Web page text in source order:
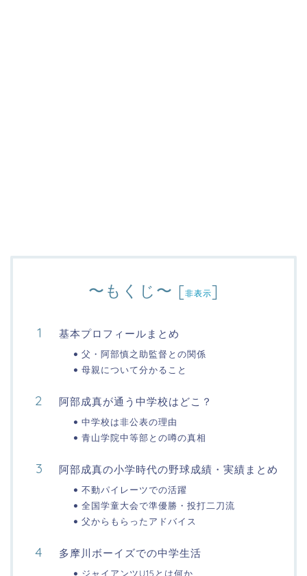
〜もくじ〜 [非表示]
基本プロフィールまとめ
父・阿部慎之助監督との関係
母親について分かること
阿部成真が通う中学校はどこ？
中学校は非公表の理由
青山学院中等部との噂の真相
阿部成真の小学時代の野球成績・実績まとめ
不動パイレーツでの活躍
全国学童大会で準優勝・投打二刀流
父からもらったアドバイス
多摩川ボーイズでの中学生活
ジャイアンツU15とは何か